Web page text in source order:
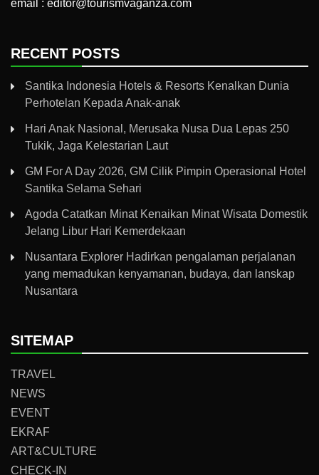
email : editor@tourismvaganza.com
RECENT POSTS
Santika Indonesia Hotels & Resorts Kenalkan Dunia
Perhotelan Kepada Anak-anak
Hari Anak Nasional, Merusaka Nusa Dua Lepas 250
Tukik, Jaga Kelestarian Laut
GM For A Day 2026, GM Cilik Pimpin Operasional Hotel
Santika Selama Sehari
Agoda Catatkan Minat Kenaikan Minat Wisata Domestik
Jelang Libur Hari Kemerdekaan
Nusantara Explorer Hadirkan pengalaman perjalanan
yang memadukan kenyamanan, budaya, dan lanskap
Nusantara
SITEMAP
TRAVEL
NEWS
EVENT
EKRAF
ART&CULTURE
CHECK-IN